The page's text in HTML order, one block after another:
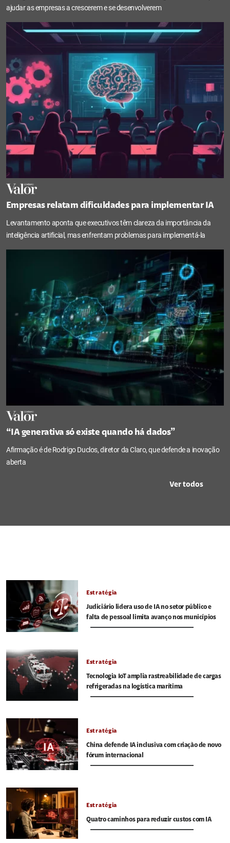
ajudar as empresas a crescerem e se desenvolverem
Empresas relatam dificuldades para implementar IA
Levantamento aponta que executivos têm clareza da importância da
inteligência artificial, mas enfrentam problemas para implementá-la
“IA generativa só existe quando há dados”
Afirmação é de Rodrigo Duclos, diretor da Claro, que defende a inovação
aberta
Ver todos
Estratégia
Judiciário lidera uso de IA no setor público e
falta de pessoal limita avanço nos municípios
Estratégia
Tecnologia IoT amplia rastreabilidade de cargas
refrigeradas na logística marítima
Estratégia
China defende IA inclusiva com criação de novo
fórum internacional
Estratégia
Quatro caminhos para reduzir custos com IA